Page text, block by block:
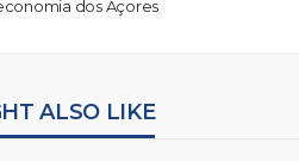
dos Açores
ALSO LIKE